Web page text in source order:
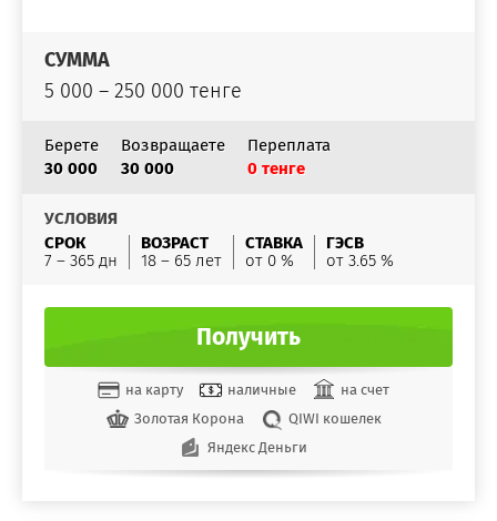
СУММА
5 000 – 250 000 тенге
Берете
30 000
Возвращаете
30 000
Переплата
0 тенге
УСЛОВИЯ
СРОК
7 – 365 дн
ВОЗРАСТ
18 – 65 лет
СТАВКА
от 0 %
ГЭСВ
от 3.65 %
Получить
на карту наличные
на счет
Золотая Корона
QIWI кошелек
Яндекс Деньги